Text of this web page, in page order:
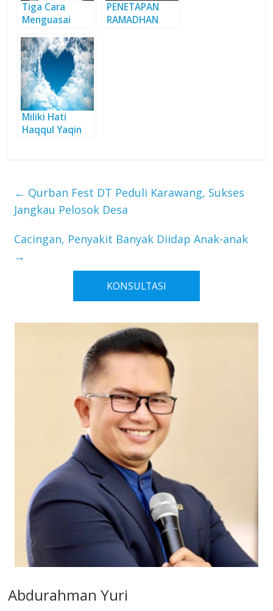
Tiga Cara
Menguasai
Hati, Ini Tips Aa
Gym
PENETAPAN
RAMADHAN
Miliki Hati
Haqqul Yaqin
← Qurban Fest DT Peduli Karawang, Sukses
Jangkau Pelosok Desa
Cacingan, Penyakit Banyak Diidap Anak-anak
→
KONSULTASI
Abdurahman Yuri